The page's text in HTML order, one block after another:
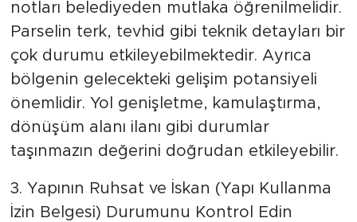
notları belediyeden mutlaka öğrenilmelidir.
Parselin terk, tevhid gibi teknik detayları bir
çok durumu etkileyebilmektedir. Ayrıca
bölgenin gelecekteki gelişim potansiyeli
önemlidir. Yol genişletme, kamulaştırma,
dönüşüm alanı ilanı gibi durumlar
taşınmazın değerini doğrudan etkileyebilir.
3. Yapının Ruhsat ve İskan (Yapı Kullanma
İzin Belgesi) Durumunu Kontrol Edin